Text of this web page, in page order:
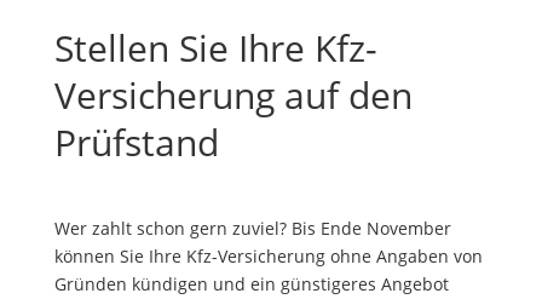
Stellen Sie Ihre Kfz-
Versicherung auf den
Prüfstand
Wer zahlt schon gern zuviel? Bis Ende November
können Sie Ihre Kfz-Versicherung ohne Angaben von
Gründen kündigen und ein günstigeres Angebot